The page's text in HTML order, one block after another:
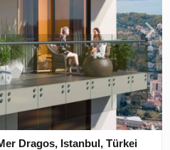
Dragos, Istanbul, Türkei